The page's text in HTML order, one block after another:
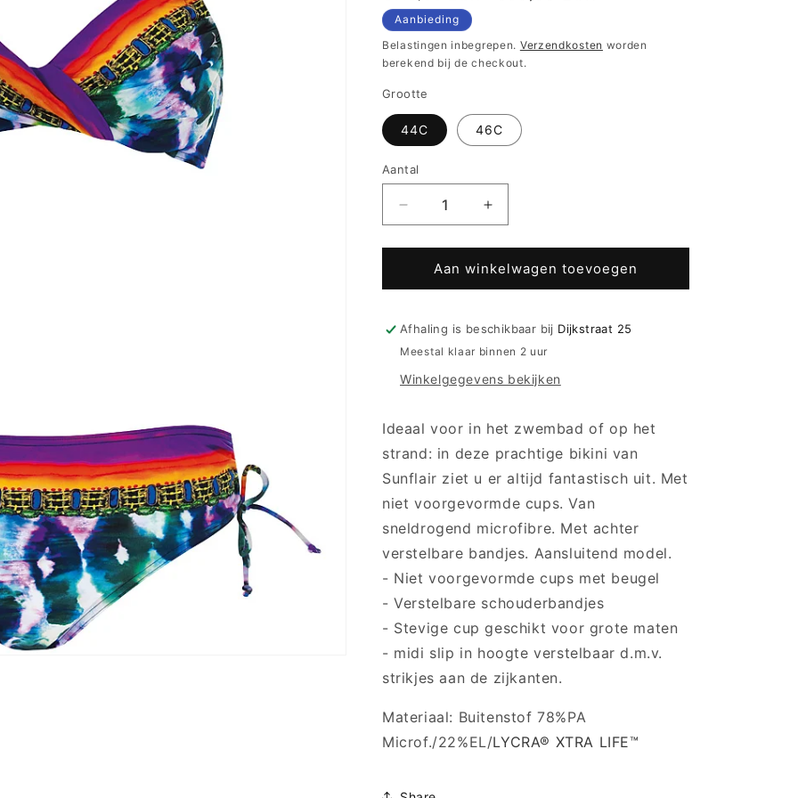
prijs
Aanbieding
Belastingen inbegrepen. Verzendkosten worden
berekend bij de checkout.
Grootte
44C 46C
Aantal
Aantal
verlagen
voor
Sunflair
beugel
-
21007
Nachtblauw
Aantal
verhogen
voor
Sunflair
beugel
-
21007
Nachtblauw
Aan winkelwagen toevoegen
Afhaling is beschikbaar bij Dijkstraat 25
Meestal klaar binnen 2 uur
Winkelgegevens bekijken
Ideaal voor in het zwembad of op het
strand: in deze prachtige bikini van
Sunflair ziet u er altijd fantastisch uit. Met
niet voorgevormde cups. Van
sneldrogend microfibre. Met achter
verstelbare bandjes. Aansluitend model.
- Niet voorgevormde cups met beugel
- Verstelbare schouderbandjes
- Stevige cup geschikt voor grote maten
- midi slip in hoogte verstelbaar d.m.v.
strikjes aan de zijkanten.
Materiaal: Buitenstof 78%PA
Microf./22%EL/LYCRA® XTRA LIFE™